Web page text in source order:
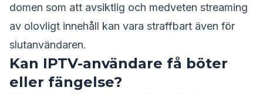
domen som att avsiktlig och medveten streaming
av olovligt innehåll kan vara straffbart även för
slutanvändaren.
Kan IPTV-användare få böter
eller fängelse?